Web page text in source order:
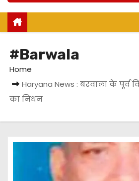
#Barwala
Home
Haryana News : बरवाला के पूर्व
का निधन